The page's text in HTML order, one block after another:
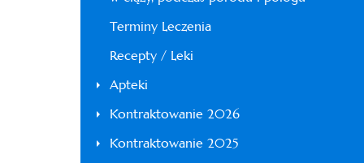
Terminy Leczenia
Recepty / Leki
Apteki
Kontraktowanie 2026
Kontraktowanie 2025